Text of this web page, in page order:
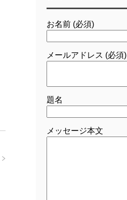
お名前 (必須)
メールアドレス (必須)
題名
メッセージ本文